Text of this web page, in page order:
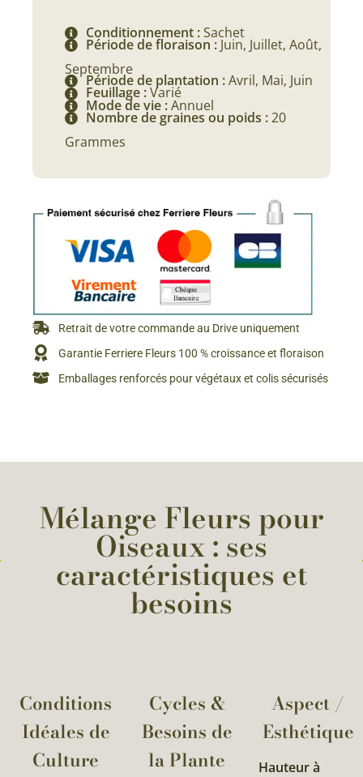
Conditionnement :Sachet
Période de floraison : Juin, Juillet, Août,
Septembre
Période de plantation :Avril, Mai, Juin
Feuillage :Varié
Mode de vie :Annuel
Nombre de graines ou poids :20
Grammes
Retrait de votre commande au Drive uniquement
Garantie Ferriere Fleurs 100 % croissance et floraison
Emballages renforcés pour végétaux et colis sécurisés
Mélange Fleurs pour
Oiseaux : ses
caractéristiques et
besoins
Conditions
Idéales de
Culture
Cycles &
Besoins de
la Plante​
Aspect /
Esthétique
Hauteur à